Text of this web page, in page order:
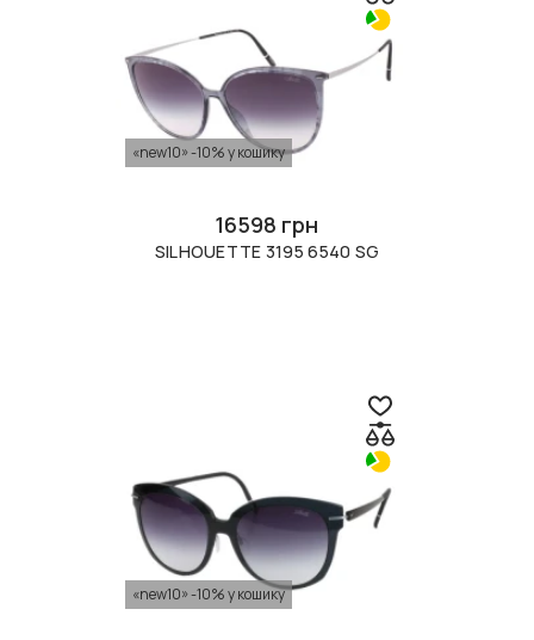
«new10» -10% у кошику
16598 грн
SILHOUETTE 3195 6540 SG
«new10» -10% у кошику